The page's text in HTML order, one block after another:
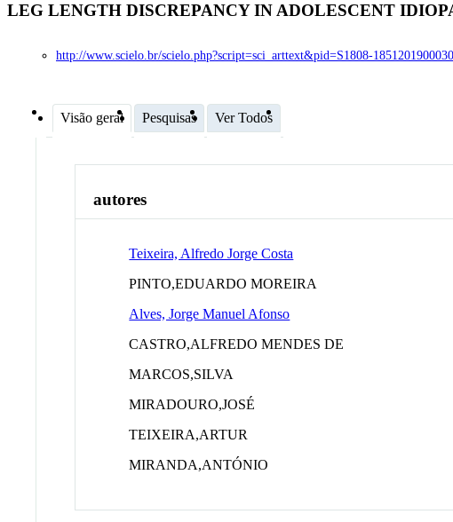
LEG LENGTH DISCREPANCY IN ADOLESCENT
http://www.scielo.br/scielo.php?script=sci_arttext&pid=S1808-
Visão geral Pesquisas Ver Todos
autores
Teixeira, Alfredo Jorge Costa
PINTO,EDUARDO MOREIRA
Alves, Jorge Manuel Afonso
CASTRO,ALFREDO MENDES DE
MARCOS,SILVA
MIRADOURO,JOSÉ
TEIXEIRA,ARTUR
MIRANDA,ANTÓNIO